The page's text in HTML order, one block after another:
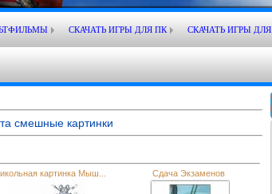
СКАЧАТЬ ИГРЫ ДЛЯ ПК СКАЧАТЬ ИГРЫ ДЛЯ
смешные картинки
картинка Мыш... Сдача Экзаменов